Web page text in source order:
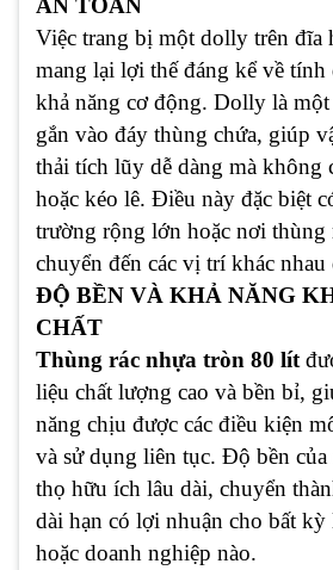
Việc trang bị một dolly trên đĩa
mang lại lợi thế đáng kể về tính
khả năng cơ động. Dolly là một
gắn vào đáy thùng chứa, giúp
thải tích lũy dễ dàng mà không
hoặc kéo lê. Điều này đặc biệt
trường rộng lớn hoặc nơi thùng
chuyển đến các vị trí khác nhau
ĐỘ BỀN VÀ KHẢ NĂNG
CHẤT
Thùng rác nhựa tròn 80 lít
liệu chất lượng cao và bền bỉ,
năng chịu được các điều kiện
và sử dụng liên tục. Độ bền
thọ hữu ích lâu dài, chuyển
dài hạn có lợi nhuận cho bất
hoặc doanh nghiệp nào.